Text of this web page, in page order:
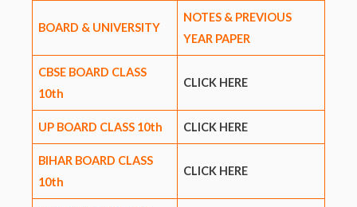
BOARD & UNIVERSITY
NOTES & PREVIOUS
YEAR PAPER
CBSE BOARD CLASS
10th
CLICK HERE
UP BOARD CLASS 10th CLICK HERE
BIHAR BOARD CLASS
10th
CLICK HERE